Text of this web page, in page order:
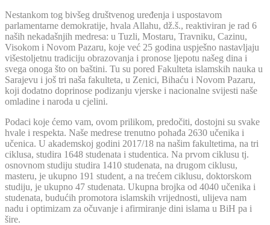
Nestankom tog bivšeg društvenog uređenja i uspostavom
parlamentarne demokratije, hvala Allahu, dž.š., reaktiviran je rad 6
naših nekadašnjih medresa: u Tuzli, Mostaru, Travniku, Cazinu,
Visokom i Novom Pazaru, koje već 25 godina uspješno nastavljaju
višestoljetnu tradiciju obrazovanja i pronose ljepotu našeg dina i
svega onoga što on baštini. Tu su pored Fakulteta islamskih nauka u
Sarajevu i još tri naša fakulteta, u Zenici, Bihaću i Novom Pazaru,
koji dodatno doprinose podizanju vjerske i nacionalne svijesti naše
omladine i naroda u cjelini.
Podaci koje ćemo vam, ovom prilikom, predočiti, dostojni su svake
hvale i respekta. Naše medrese trenutno pohađa 2630 učenika i
učenica. U akademskoj godini 2017/18 na našim fakultetima, na tri
ciklusa, studira 1648 studenata i studentica. Na prvom ciklusu tj.
osnovnom studiju studira 1410 studenata, na drugom ciklusu,
masteru, je ukupno 191 student, a na trećem ciklusu, doktorskom
studiju, je ukupno 47 studenata. Ukupna brojka od 4040 učenika i
studenata, budućih promotora islamskih vrijednosti, ulijeva nam
nadu i optimizam za očuvanje i afirmiranje dini islama u BiH pa i
šire.